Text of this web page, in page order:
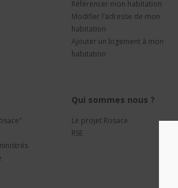
Référencer mon habitation
Modifier l’adresse de mon
habitation
Ajouter un logement à mon
habitation
Qui sommes nous ?
Le projet Rosace
RSE